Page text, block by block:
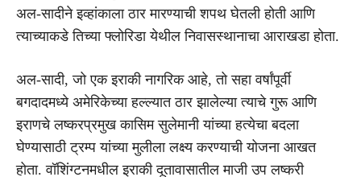
अल-सादीने इव्हांकाला ठार मारण्याची शपथ घेतली होती आणि
त्याच्याकडे तिच्या फ्लोरिडा येथील निवासस्थानाचा आराखडा होता.
अल-सादी, जो एक इराकी नागरिक आहे, तो सहा वर्षांपूर्वी
बगदादमध्ये अमेरिकेच्या हल्ल्यात ठार झालेल्या त्याचे गुरू आणि
इराणचे लष्करप्रमुख कासिम सुलेमानी यांच्या हत्येचा बदला
घेण्यासाठी ट्रम्प यांच्या मुलीला लक्ष्य करण्याची योजना आखत
होता. वॉशिंग्टनमधील इराकी दूतावासातील माजी उप लष्करी